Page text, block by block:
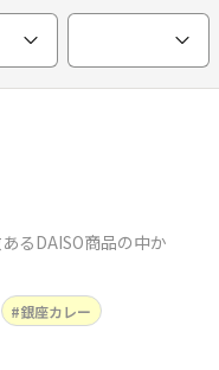
るDAISO商品の中か
銀座カレー